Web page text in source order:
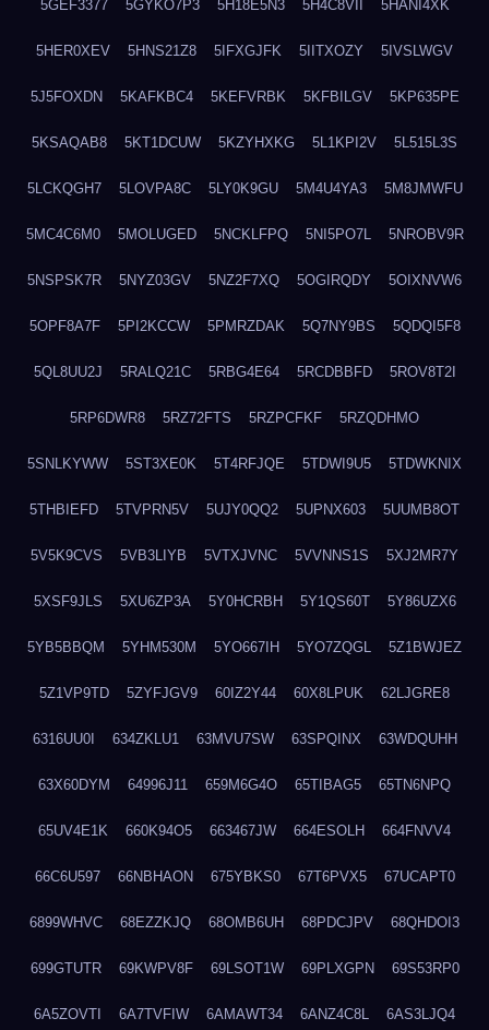
5GEF3377 5GYKO7P3 5H18E5N3 5H4C8VII 5HANI4XK
5HER0XEV 5HNS21Z8 5IFXGJFK 5IITXOZY 5IVSLWGV
5J5FOXDN 5KAFKBC4 5KEFVRBK 5KFBILGV 5KP635PE
5KSAQAB8 5KT1DCUW 5KZYHXKG 5L1KPI2V 5L515L3S
5LCKQGH7 5LOVPA8C 5LY0K9GU 5M4U4YA3 5M8JMWFU
5MC4C6M0 5MOLUGED 5NCKLFPQ 5NI5PO7L 5NROBV9R
5NSPSK7R 5NYZ03GV 5NZ2F7XQ 5OGIRQDY 5OIXNVW6
5OPF8A7F 5PI2KCCW 5PMRZDAK 5Q7NY9BS 5QDQI5F8
5QL8UU2J 5RALQ21C 5RBG4E64 5RCDBBFD 5ROV8T2I
5RP6DWR8 5RZ72FTS 5RZPCFKF 5RZQDHMO
5SNLKYWW 5ST3XE0K 5T4RFJQE 5TDWI9U5 5TDWKNIX
5THBIEFD 5TVPRN5V 5UJY0QQ2 5UPNX603 5UUMB8OT
5V5K9CVS 5VB3LIYB 5VTXJVNC 5VVNNS1S 5XJ2MR7Y
5XSF9JLS 5XU6ZP3A 5Y0HCRBH 5Y1QS60T 5Y86UZX6
5YB5BBQM 5YHM530M 5YO667IH 5YO7ZQGL 5Z1BWJEZ
5Z1VP9TD 5ZYFJGV9 60IZ2Y44 60X8LPUK 62LJGRE8
6316UU0I 634ZKLU1 63MVU7SW 63SPQINX 63WDQUHH
63X60DYM 64996J11 659M6G4O 65TIBAG5 65TN6NPQ
65UV4E1K 660K94O5 663467JW 664ESOLH 664FNVV4
66C6U597 66NBHAON 675YBKS0 67T6PVX5 67UCAPT0
6899WHVC 68EZZKJQ 68OMB6UH 68PDCJPV 68QHDOI3
699GTUTR 69KWPV8F 69LSOT1W 69PLXGPN 69S53RP0
6A5ZOVTI 6A7TVFIW 6AMAWT34 6ANZ4C8L 6AS3LJQ4